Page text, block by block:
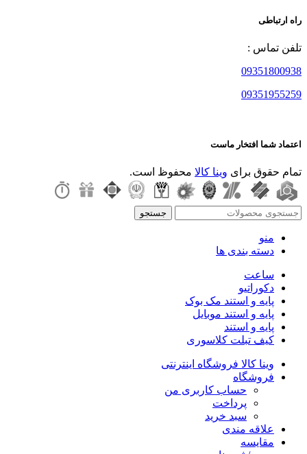
راه ارتباطی
تلفن تماس :
09351800938
09351955259
اعتماد شما افتخار ماست
تمام حقوق برای وینا کالا محفوظ است.
جستجو
منو
دسته بندی ها
ساعت
دکوراتیو
پایه و استند مک بوک
پایه و استند موبایل
پایه و استند
کیف تبلت کلاسوری
وینا کالا فروشگاه اینترنتی
فروشگاه
حساب کاربری من
پرداخت
سبد خرید
علاقه مندی
مقایسه